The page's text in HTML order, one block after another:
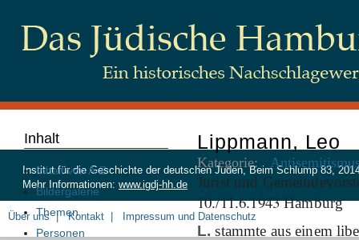
Lippmann, Leo
Kategorie:
Jurist und
10./11.6.1943Hamburg
L. stammte aus einem
Inhalt
Inhalt von A-Z
Bildergalerie
Themen
Personen
Institut für die Geschichte der deutschen Juden, Beim Schlump 83,
Mehr Informationen: www.igdj-hh.de
Über uns Kontakt Impressum und Datenschutz